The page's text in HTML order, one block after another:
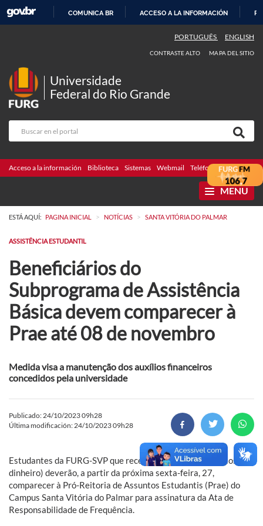
CONTENIDO
COMUNICA BR ACCESO A LA INFORMACIÓN
PORTUGUÊS ENGLISH
CONTRASTE ALTO MAPA DEL SITIO
Universidade
Federal do Rio Grande
Acceso a la información Biblioteca Sistemas Webmail Teléfonos Licitaciones
MENU
ESTÁ AQUÍ: PAGINA INICIAL > NOTÍCIAS > SANTA VITÓRIA DO PALMAR
ASSISTÊNCIA ESTUDANTIL
Beneficiários do
Subprograma de Assistência
Básica devem comparecer à
Prae até 08 de novembro
Medida visa a manutenção dos auxílios financeiros
concedidos pela universidade
Publicado: 24/10/2023 09h28
Última modificación: 24/10/2023 09h28
Estudantes da FURG-SVP que recebem auxílios pecuniários (em
dinheiro) deverão, a partir da próxima sexta-feira, 27,
comparecer à Pró-Reitoria de Assuntos Estudantis (Prae) do
Campus Santa Vitória do Palmar para assinatura da Ata de
Responsabilidade de Frequência.